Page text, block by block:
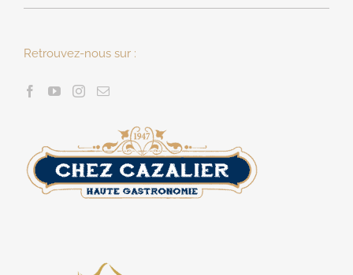
Retrouvez-nous sur :